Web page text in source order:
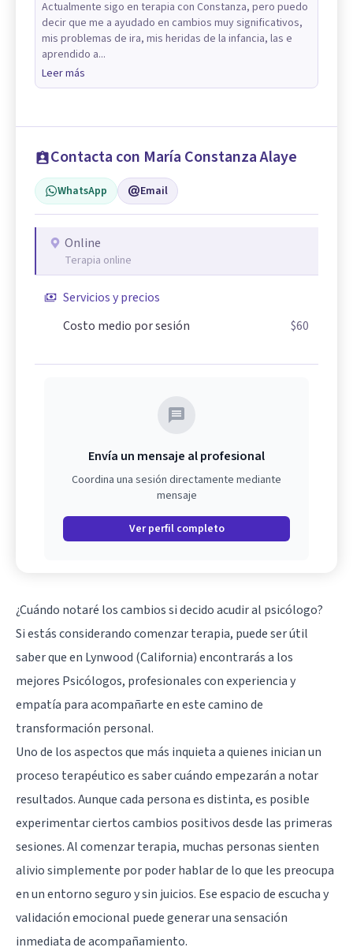
Actualmente sigo en terapia con Constanza, pero puedo
decir que me a ayudado en cambios muy significativos,
mis problemas de ira, mis heridas de la infancia, las e
aprendido a...
Leer más
Contacta con María Constanza Alaye
WhatsApp Email
Online
Terapia online
Servicios y precios
Costo medio por sesión
$60
Envía un mensaje al profesional
Coordina una sesión directamente mediante
mensaje
Ver perfil completo
¿Cuándo notaré los cambios si decido acudir al psicólogo?
Si estás considerando comenzar terapia, puede ser útil
saber que en Lynwood (California) encontrarás a los
mejores Psicólogos, profesionales con experiencia y
empatía para acompañarte en este camino de
transformación personal.
Uno de los aspectos que más inquieta a quienes inician un
proceso terapéutico es saber cuándo empezarán a notar
resultados. Aunque cada persona es distinta, es posible
experimentar ciertos cambios positivos desde las primeras
sesiones. Al comenzar terapia, muchas personas sienten
alivio simplemente por poder hablar de lo que les preocupa
en un entorno seguro y sin juicios. Ese espacio de escucha y
validación emocional puede generar una sensación
inmediata de acompañamiento.